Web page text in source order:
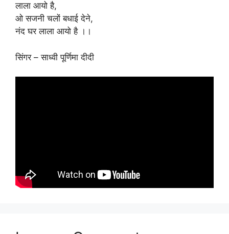
लाला आयो है,
ओ सजनी चलों बधाई देने,
नंद घर लाला आयो है ।।
सिंगर – साध्वी पूर्णिमा दीदी